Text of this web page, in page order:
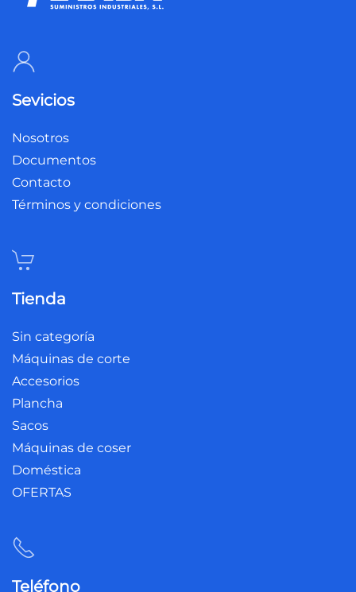
Sevicios
Nosotros
Documentos
Contacto
Términos y condiciones
Tienda
Sin categoría
Máquinas de corte
Accesorios
Plancha
Sacos
Máquinas de coser
Doméstica
OFERTAS
Teléfono